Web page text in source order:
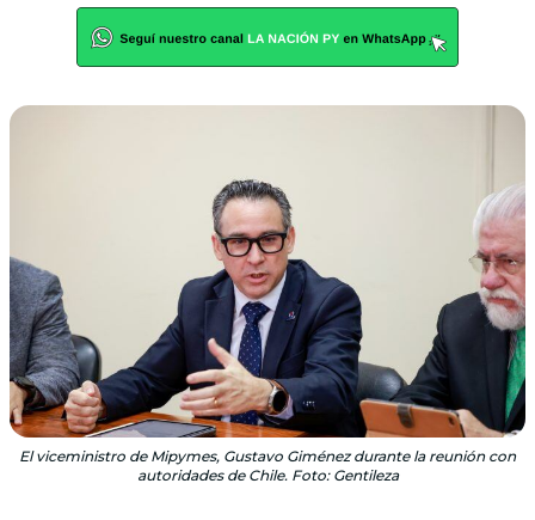
El viceministro de Mipymes, Gustavo Giménez durante la reunión con
autoridades de Chile. Foto: Gentileza